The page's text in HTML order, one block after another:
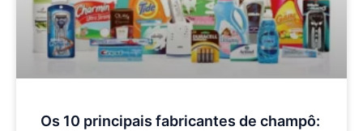
Os 10 principais fabricantes de champô: